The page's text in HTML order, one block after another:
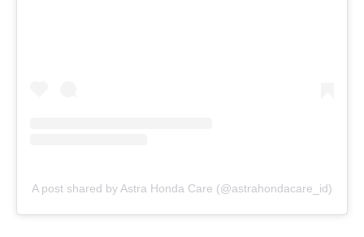
A post shared by Astra Honda Care (@astrahondacare_id)